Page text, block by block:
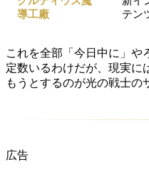
導工廠
テン
これを全部「今日中に」や
定数いるわけだが、現実に
もうとするのが光の戦士の
広告